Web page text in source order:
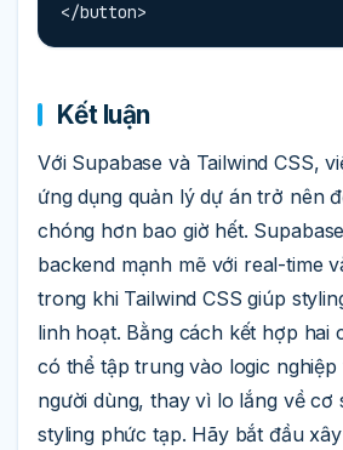
</button>
Kết luận
Với Supabase và Tailwind CSS,
ứng dụng quản lý dự án trở nên
chóng hơn bao giờ hết.
backend mạnh mẽ với real-time
trong khi Tailwind CSS giúp
linh hoạt. Bằng cách kết hợp hai
có thể tập trung vào logic nghiệp
người dùng, thay vì lo lắng về cơ
styling phức tạp. Hãy bắt đầu